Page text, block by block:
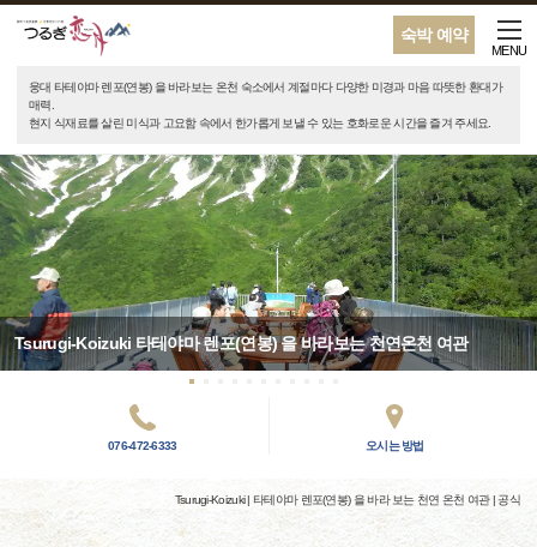
숙박 예약
MENU
웅대 타테야마 렌포(연봉) 을 바라보는 온천 숙소에서 계절마다 다양한 미경과 마음 따뜻한 환대가
매력.
현지 식재료를 살린 미식과 고요함 속에서 한가롭게 보낼 수 있는 호화로운 시간을 즐겨 주세요.
Tsurugi-Koizuki 타테야마 렌포(연봉) 을 바라보는 천연온천 여관
076-472-6333 오시는 방법
Tsurugi-Koizuki | 타테야마 렌포(연봉) 을 바라 보는 천연 온천 여관 | 공식